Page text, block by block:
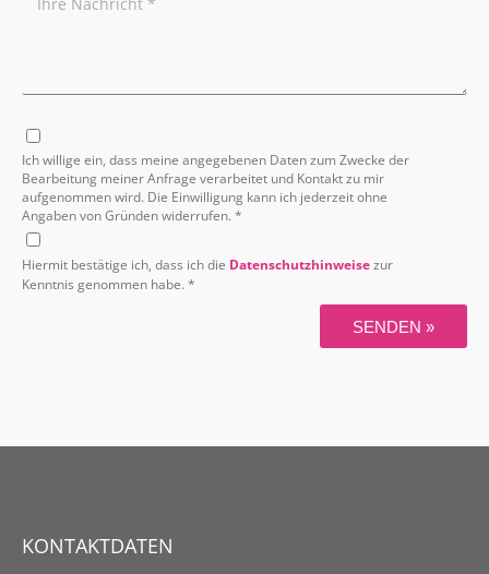
KONTAKTDATEN
Ich willige ein, dass meine angegebenen Daten zum Zwecke der
Bearbeitung meiner Anfrage verarbeitet und Kontakt zu mir
aufgenommen wird. Die Einwilligung kann ich jederzeit ohne
Angaben von Gründen widerrufen. *
Hiermit bestätige ich, dass ich die Datenschutzhinweisezur
Kenntnis genommen habe. *
SENDEN »